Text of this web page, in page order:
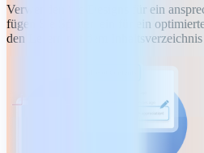
Verwenden Sie Designs für ein
fügen Sie Spalten ein für ein
den Lesern mit dem Inhaltsverzeichnis